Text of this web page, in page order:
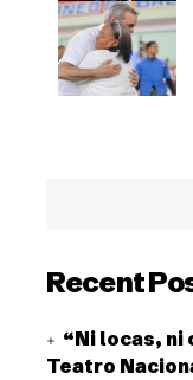
Recent
“Ni locas, ni
Teatro